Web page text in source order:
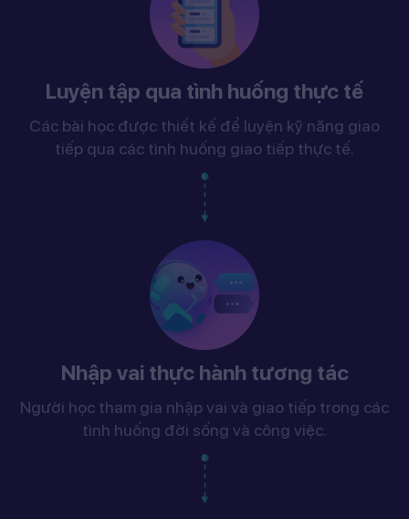
Luyện tập qua tình huống thực tế
Các bài học được thiết kế để luyện kỹ năng giao
tiếp qua các tình huống giao tiếp thực tế.
Nhập vai thực hành tương tác
Người học tham gia nhập vai và giao tiếp trong các
tình huống đời sống và công việc.